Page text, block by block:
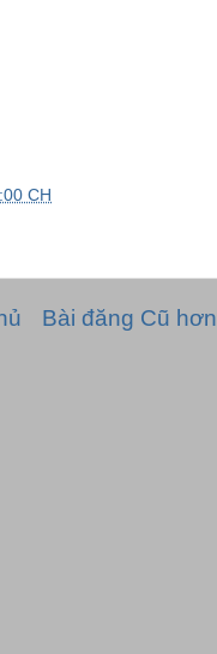
CH
Bài đăng Cũ hơn